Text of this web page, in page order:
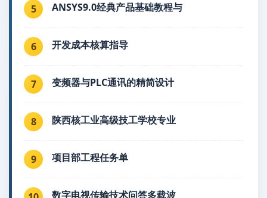
5 ANSYS9.0经典产品基础教程与
6 开发成本核算指导
7 变频器与PLC通讯的精简设计
8 陕西核工业高级技工学校专业
9 项目部工程任务单
数字电视传输技术问答多载波